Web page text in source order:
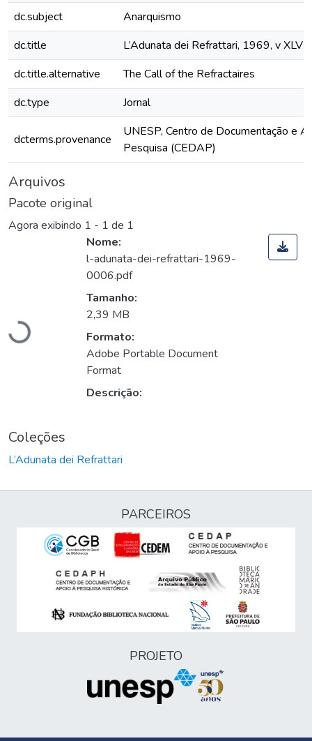
dc.subject
Anarquismo
dc.title
L’Adunata dei Refrattari, 1969, v
dc.title.alternative
The Call of the Refractaires
dc.type
Jornal
dcterms.provenance
UNESP, Centro de Documentação e
Pesquisa (CEDAP)
Arquivos
Pacote original
Agora exibindo 1 - 1 de 1
Carregando...
Nome:
l-adunata-dei-refrattari-1969-
0006.pdf
Tamanho:
2,39 MB
Formato:
Adobe Portable Document
Format
Descrição:
Coleções
L’Adunata dei Refrattari
PARCEIROS
PROJETO